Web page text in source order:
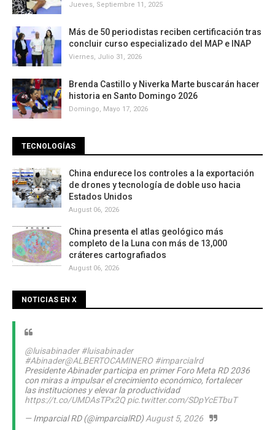
Jueves, Septiembre 11, 2025
Más de 50 periodistas reciben certificación tras
concluir curso especializado del MAP e INAP
Viernes, Julio 31, 2026
Brenda Castillo y Niverka Marte buscarán hacer
historia en Santo Domingo 2026
Domingo, Mayo 17, 2026
TECNOLOGÍAS
China endurece los controles a la exportación
de drones y tecnología de doble uso hacia
Estados Unidos
August 06, 2026
China presenta el atlas geológico más
completo de la Luna con más de 13,000
cráteres cartografiados
August 06, 2026
NOTICIAS EN X
@luisabinader #luisabinader
#Abinader@ALBERTOCAMINERO #imparcialrd
Presidente Abinader participa en primer Foro Meta RD 2036
con miras a impulsar el crecimiento económico, fortalecer
las instituciones y elevar la productividad
https://t.co/UMDAsTPx2Q pic.twitter.com/SDpYcETbuT
— Imparcial RD (@imparcialRD)August 5, 2026